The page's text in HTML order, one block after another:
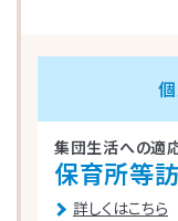
集団生活への適
保育所等
詳しくはこちら